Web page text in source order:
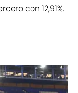
con 12,91%.